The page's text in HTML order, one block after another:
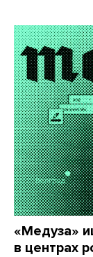
«Медуза»
в центрах